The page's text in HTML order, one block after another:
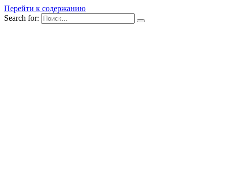
Перейти к содержанию
Search for: